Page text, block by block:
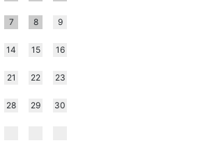
7 8 9
14 15 16
21 22 23
28 29 30